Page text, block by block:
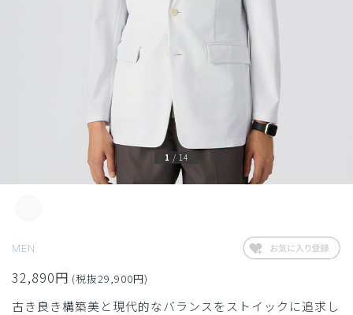
1 / 14
MEN
32,890円 (税抜29,900円)
古き良き構築美と現代的なバランスをストイックに追求し